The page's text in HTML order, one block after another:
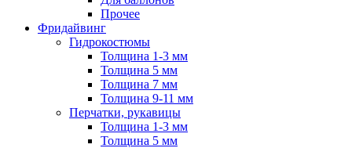
Прочее
Фридайвинг
Гидрокостюмы
Толщина 1-3 мм
Толщина 5 мм
Толщина 7 мм
Толщина 9-11 мм
Перчатки, рукавицы
Толщина 1-3 мм
Толщина 5 мм